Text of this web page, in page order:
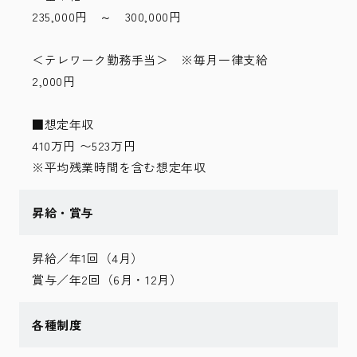
235,000円 ～ 300,000円
＜テレワーク勤務手当＞ ※毎月一律支給
2,000円
■想定年収
410万円 〜523万円
※平均残業時間を含む想定年収
昇給・賞与
昇給／年1回（4月）
賞与／年2回（6月・12月）
各種制度